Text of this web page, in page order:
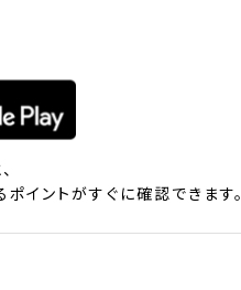
イントがすぐに確認できます。